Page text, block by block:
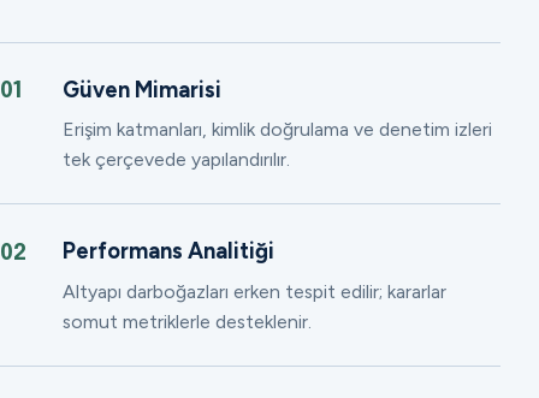
01 Güven Mimarisi
Erişim katmanları, kimlik doğrulama ve denetim izleri
tek çerçevede yapılandırılır.
02 Performans Analitiği
Altyapı darboğazları erken tespit edilir; kararlar
somut metriklerle desteklenir.